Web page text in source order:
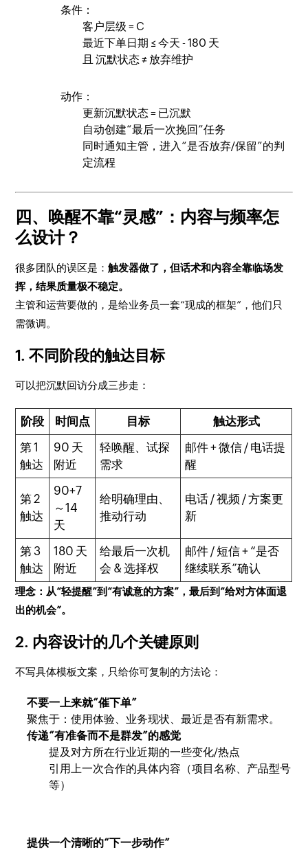
条件：
客户层级 = C
最近下单日期 ≤ 今天 - 180 天
且 沉默状态 ≠ 放弃维护
动作：
更新沉默状态 = 已沉默
自动创建“最后一次挽回”任务
同时通知主管，进入“是否放弃/保留”的判
定流程
四、唤醒不靠“灵感”：内容与频率怎
么设计？
很多团队的误区是：触发器做了，但话术和内容全靠临场发
挥，结果质量极不稳定。
主管和运营要做的，是给业务员一套“现成的框架”，他们只
需微调。
1. 不同阶段的触达目标
可以把沉默回访分成三步走：
阶段 时间点 目标
触达形式
第 1
触达
90 天
附近
轻唤醒、试探
需求
邮件 + 微信 / 电话提
醒
第 2
触达
90+7
～14
天
给明确理由、
推动行动
电话 / 视频 / 方案更
新
第 3
触达
180 天
附近
给最后一次机
会 & 选择权
邮件 / 短信 + “是否
继续联系”确认
理念：从“轻提醒”到“有诚意的方案”，最后到“给对方体面退
出的机会”。
2. 内容设计的几个关键原则
不写具体模板文案，只给你可复制的方法论：
不要一上来就“催下单”
聚焦于：使用体验、业务现状、最近是否有新需求。
传递“有准备而不是群发”的感觉
提及对方所在行业近期的一些变化/热点
引用上一次合作的具体内容（项目名称、产品型号
等）
提供一个清晰的“下一步动作”